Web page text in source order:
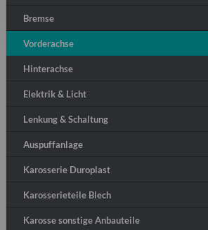
Bremse
Vorderachse
Hinterachse
Elektrik & Licht
Lenkung & Schaltung
Auspuffanlage
Karosserie Duroplast
Karosserieteile Blech
Karosse sonstige Anbauteile